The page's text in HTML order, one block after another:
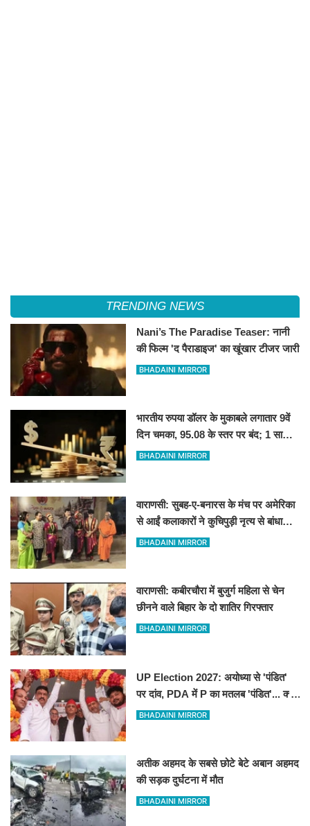
TRENDING NEWS
Nani’s The Paradise Teaser: नानी
की फिल्म 'द पैराडाइज' का खूंखार टीजर जारी
BHADAINI MIRROR
भारतीय रुपया डॉलर के मुकाबले लगातार 9वें
दिन चमका, 95.08 के स्तर पर बंद; 1 साल
की सबसे लंबी तेजी
BHADAINI MIRROR
वाराणसी: सुबह-ए-बनारस के मंच पर अमेरिका
से आईं कलाकारों ने कुचिपुड़ी नृत्य से बांधा
समां
BHADAINI MIRROR
वाराणसी: कबीरचौरा में बुजुर्ग महिला से चेन
छीनने वाले बिहार के दो शातिर गिरफ्तार
BHADAINI MIRROR
UP Election 2027: अयोध्या से 'पंडित'
पर दांव, PDA में P का मतलब 'पंडित'... क्या
है अखिलेश यादव की बड़ी रणनीति
BHADAINI MIRROR
अतीक अहमद के सबसे छोटे बेटे अबान अहमद
की सड़क दुर्घटना में मौत
BHADAINI MIRROR